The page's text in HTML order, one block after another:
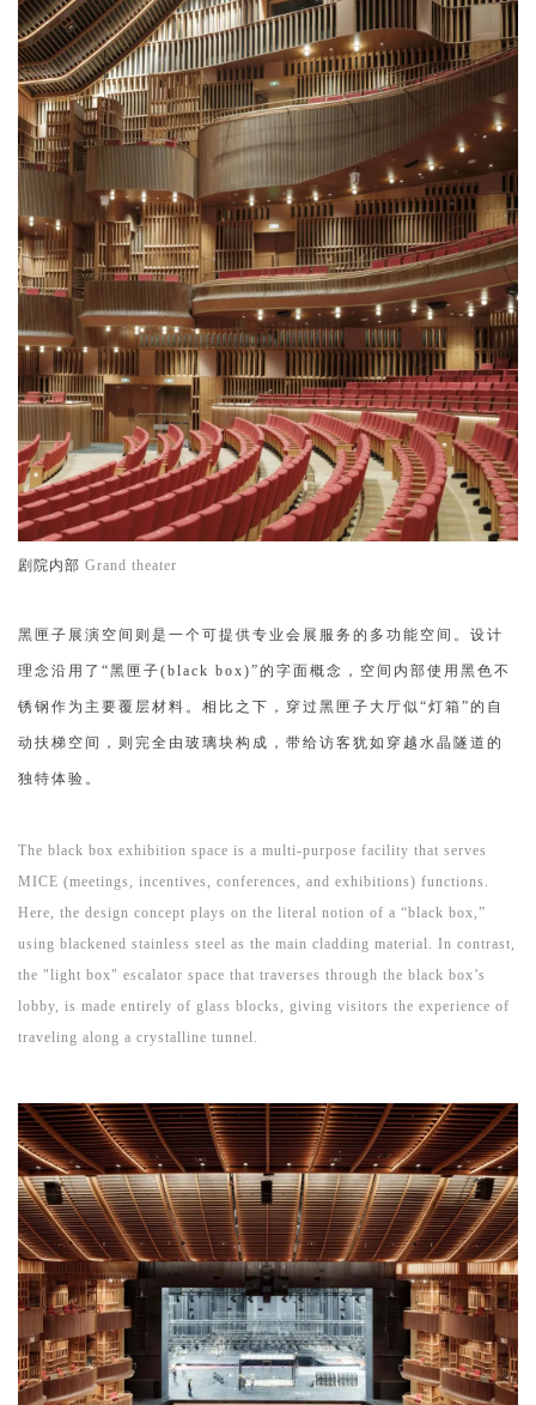
剧院内部 Grand theater
黑匣子展演空间则是一个可提供专业会展服务的多功能空间。设计
理念沿用了“黑匣子(black box)”的字面概念，空间内部使用黑色不
锈钢作为主要覆层材料。相比之下，穿过黑匣子大厅似“灯箱”的自
动扶梯空间，则完全由玻璃块构成，带给访客犹如穿越水晶隧道的
独特体验。
The black box exhibition space is a multi-purpose facility that serves
MICE (meetings, incentives, conferences, and exhibitions) functions.
Here, the design concept plays on the literal notion of a “black box,”
using blackened stainless steel as the main cladding material. In contrast,
the "light box" escalator space that traverses through the black box’s
lobby, is made entirely of glass blocks, giving visitors the experience of
traveling along a crystalline tunnel.